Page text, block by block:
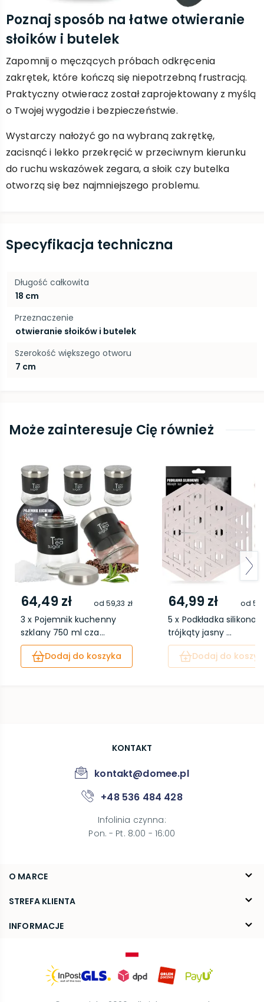
Poznaj sposób na łatwe otwieranie
słoików i butelek
Zapomnij o męczących próbach odkręcenia
zakrętek, które kończą się niepotrzebną frustracją.
Praktyczny otwieracz został zaprojektowany z myślą
o Twojej wygodzie i bezpieczeństwie.
Wystarczy nałożyć go na wybraną zakrętkę,
zacisnąć i lekko przekręcić w przeciwnym kierunku
do ruchu wskazówek zegara, a słoik czy butelka
otworzą się bez najmniejszego problemu.
Specyfikacja techniczna
Długość całkowita
18 cm
Przeznaczenie
otwieranie słoików i butelek
Szerokość większego otworu
7 cm
Może zainteresuje Cię również
64,49 zł od 59,33 zł
3 x Pojemnik kuchenny
szklany 750 ml cza...
Dodaj do koszyka
64,99 zł od
5 x Podkładka
trójkąty jasny ...
Dodaj do
O MARCE
O nas
Blog
STREFA KLIENTA
FAQ
Reklamacje i zwroty
INFORMACJE
Polityka prywatności
KONTAKT
kontakt@domee.pl
+48 536 484 428
Infolinia czynna:
Pon. - Pt. 8:00 - 16:00